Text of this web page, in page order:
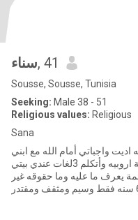
سناء, 41
Sousse, Sousse, Tunisia
Seeking: Male 38 - 51
Religious values: Religious
Sana
اديت واجباتي أمام الله مع ابني
وحاليا اريد تكمله مشواري احمل جنسية اروبيه وأتكلم 3لغات عندي بيتي
يعرف ما عليه وما حقوقه غير